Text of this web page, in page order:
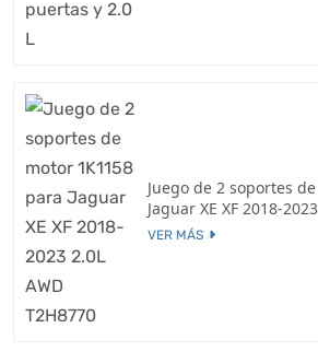
Juego de 2 soportes
Jaguar XE XF 2018-
VER MÁS